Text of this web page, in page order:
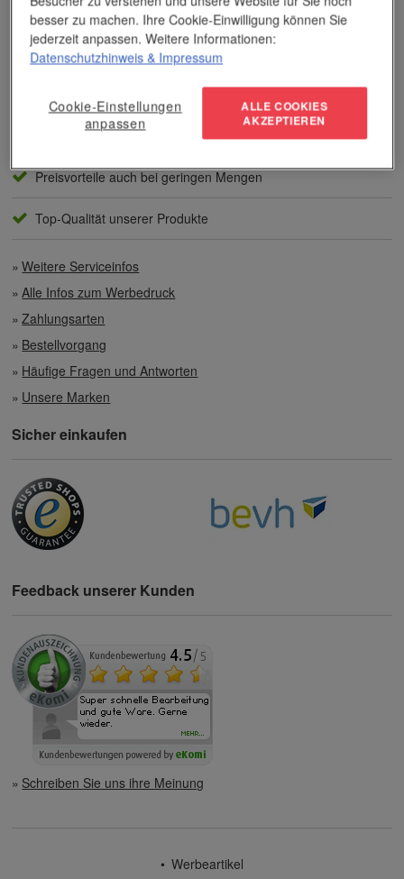
Unser Service
Zahlen per Rechnung
Preisvorteile auch bei geringen Mengen
Top-Qualität unserer Produkte
Weitere Serviceinfos
Alle Infos zum Werbedruck
Zahlungsarten
Bestellvorgang
Häufige Fragen und Antworten
Unsere Marken
Sicher einkaufen
Feedback unserer Kunden
Schreiben Sie uns ihre Meinung
Werbeartikel
besser zu machen. Ihre Cookie-Einwilligung können Sie
jederzeit anpassen. Weitere Informationen:
Datenschutzhinweis & Impressum
Cookie-Einstellungen
anpassen
ALLE COOKIES
AKZEPTIEREN